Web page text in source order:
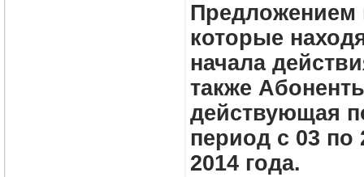
Предложением
которые
начала
также
действующая
период с 03 по
2014 года.